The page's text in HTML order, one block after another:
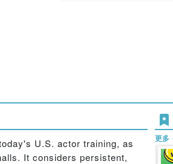
U.S. actor training, as
It considers persistent,
更多